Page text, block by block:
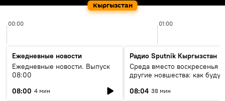
Кыргызстан
00:00 01:00
Ежедневные новости
Ежедневные новости. Выпуск
08:00
08:00 4 мин
Радио Sputnik Кыргызстан
Среда вместо воскресенья и
другие новшества: как будут
08:04 38 мин